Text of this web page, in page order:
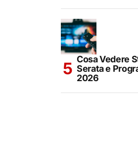
Cosa Vedere
Serata e
2026